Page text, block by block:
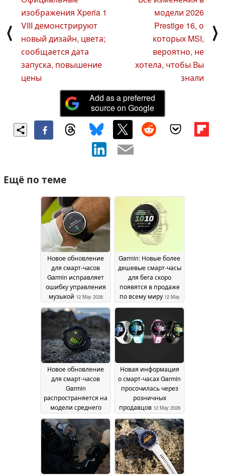
⟨
изображения Xperia 1
VIII демонстрируют
новый дизайн, цвета;
сообщается дата
запуска, повышение
цены
модели 2026
Prestige 16, о
которых MSI,
вероятно, не
хотела, чтобы Вы
знали
⟩
Add as a preferred
source on Google
Ещё по теме
Новое обновление
для смарт-часов
Garmin исправляет
ошибку управления
музыкой 12 May 2026
Garmin: Новые более
дешевые смарт-часы
для бега скоро
появятся в продаже
по всему миру 12 May
2026
Новое обновление
для смарт-часов
Garmin
распространяется на
модели среднего
12 May 2026
Новая информация
о смарт-часах Garmin
просочилась через
розничных
продавцов 12 May 2026